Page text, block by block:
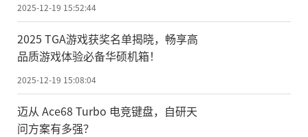
2025-12-19 15:52:44
2025 TGA游戏获奖名单揭晓，畅享高
品质游戏体验必备华硕机箱！
2025-12-19 15:08:04
迈从 Ace68 Turbo 电竞键盘，自研天
问方案有多强？